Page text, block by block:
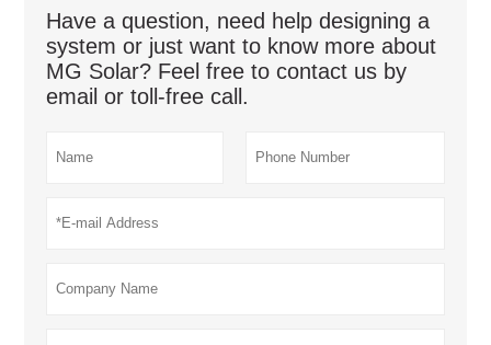
Have a question, need help designing a
system or just want to know more about
MG Solar? Feel free to contact us by
email or toll-free call.